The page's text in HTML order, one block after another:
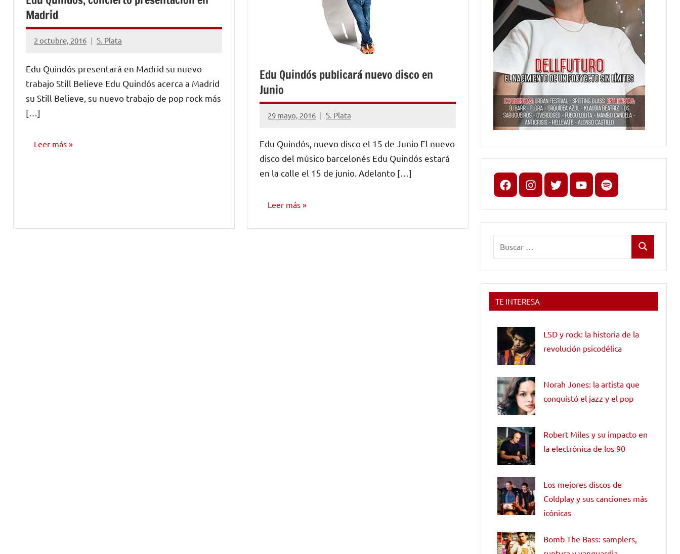
Madrid
2 octubre, 2016 S. Plata
No
comentarios
Edu Quindós presentará en Madrid su nuevo
trabajo Still Believe Edu Quindós acerca a Madrid
su Still Believe, su nuevo trabajo de pop rock más
[…]
Leer más
Edu Quindós publicará nuevo disco en
Junio
29 mayo, 2016 S. Plata
1
Edu Quindós, nuevo disco el 15 de Junio El nuevo
disco del músico barcelonés Edu Quindós estará
en la calle el 15 de junio. Adelanto […]
Leer más
FacebookInstagram
X youtubespotify
Buscar
TE INTERESA
LSD y rock: la historia de la
revolución psicodélica
Norah Jones: la artista que
conquistó el jazz y el pop
Robert Miles y su impacto en
la electrónica de los 90
Los mejores discos de
Coldplay y sus canciones más
icónicas
Bomb The Bass: samplers,